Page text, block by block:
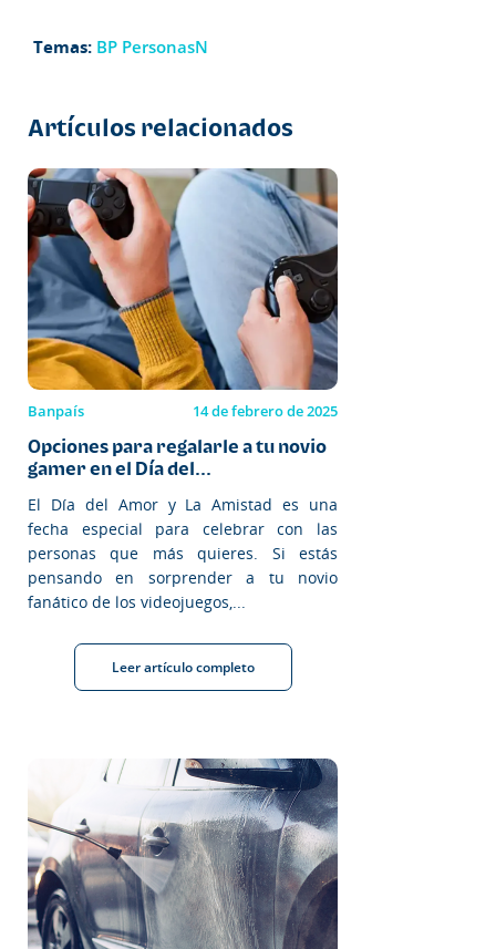
Temas: BP PersonasN
Artículos relacionados
Banpaís 14 de febrero de 2025
Opciones para regalarle a tu novio
gamer en el Día del...
El Día del Amor y La Amistad es una
fecha especial para celebrar con las
personas que más quieres. Si estás
pensando en sorprender a tu novio
fanático de los videojuegos,...
Leer artículo completo